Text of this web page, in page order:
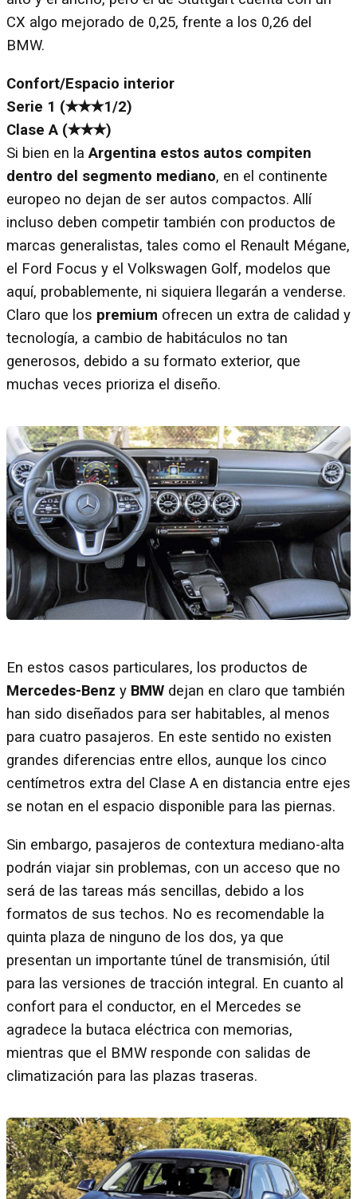
CX algo mejorado de 0,25, frente a los 0,26 del
BMW.
Confort/Espacio interior
Serie 1 (✭✭✭1/2)
Clase A (✭✭✭)
Si bien en laArgentina estos autos compiten
dentro del segmento mediano, en el continente
europeo no dejan de ser autos compactos. Allí
incluso deben competir también con productos de
marcas generalistas, tales como el Renault Mégane,
el Ford Focus y el Volkswagen Golf, modelos que
aquí, probablemente, ni siquiera llegarán a venderse.
Claro que los premium ofrecen un extra de calidad y
tecnología, a cambio de habitáculos no tan
generosos, debido a su formato exterior, que
muchas veces prioriza el diseño.
En estos casos particulares, los productos de
Mercedes-Benz y BMW dejan en claro que también
han sido diseñados para ser habitables, al menos
para cuatro pasajeros. En este sentido no existen
grandes diferencias entre ellos, aunque los cinco
centímetros extra del Clase A en distancia entre ejes
se notan en el espacio disponible para las piernas.
Sin embargo, pasajeros de contextura mediano-alta
podrán viajar sin problemas, con un acceso que no
será de las tareas más sencillas, debido a los
formatos de sus techos. No es recomendable la
quinta plaza de ninguno de los dos, ya que
presentan un importante túnel de transmisión, útil
para las versiones de tracción integral. En cuanto al
confort para el conductor, en el Mercedes se
agradece la butaca eléctrica con memorias,
mientras que el BMW responde con salidas de
climatización para las plazas traseras.